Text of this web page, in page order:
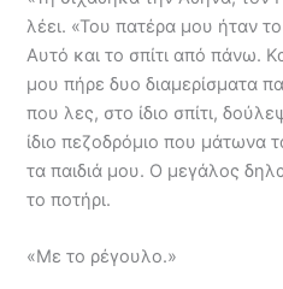
λέει. «Του πατέρα μου ήταν
Αυτό και το σπίτι από πάνω.
μου πήρε δυο διαμερίσματα
που λες, στο ίδιο σπίτι,
ίδιο πεζοδρόμιο που μάτωνα
τα παιδιά μου. Ο μεγάλος
το ποτήρι.
«Με το ρέγουλο.»